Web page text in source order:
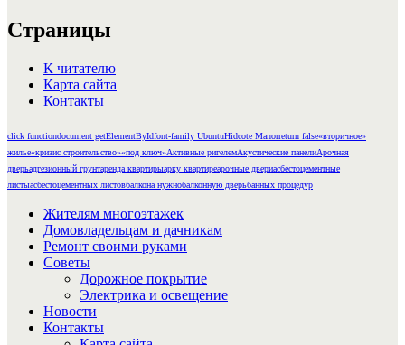
Страницы
К читателю
Карта сайта
Контакты
click functiondocument getElementByIdfont-family UbuntuHidcote Manorreturn false«вторичное»
жилье«кризис строительство»«под ключ»Активные ригелемАкустические панелиАрочная
дверьадгезионный грунтаренда квартирыарку квартиреарочные двериасбестоцементные
листыасбестоцементных листовбалкона нужнобалконную дверьбанных процедур
Жителям многоэтажек
Домовладельцам и дачникам
Ремонт своими руками
Советы
Дорожное покрытие
Электрика и освещение
Новости
Контакты